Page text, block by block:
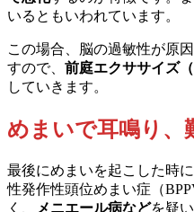
いるともいわれています。
この場合、脳の過敏性が原
すので、 前庭エクササイズ（
していきます。
めまいで耳鳴り、
最後にめまいを起こした時
性発作性頭位めまい症（
く、
メニエール病などを疑い